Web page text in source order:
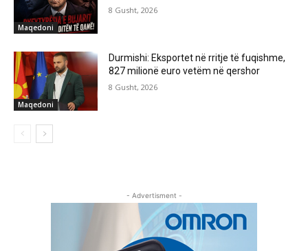
Maqedoni
8 Gusht, 2026
Maqedoni
Durmishi: Eksportet në rritje të fuqishme,
827 milionë euro vetëm në qershor
8 Gusht, 2026
- Advertisment -